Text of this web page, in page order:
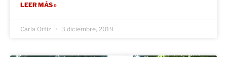
LEER MÁS »
Carla Ortiz 3 diciembre, 2019